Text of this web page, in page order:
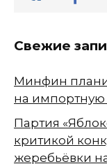
Свежие
Минфин
на импортную
Партия
критикой
жеребьёвки